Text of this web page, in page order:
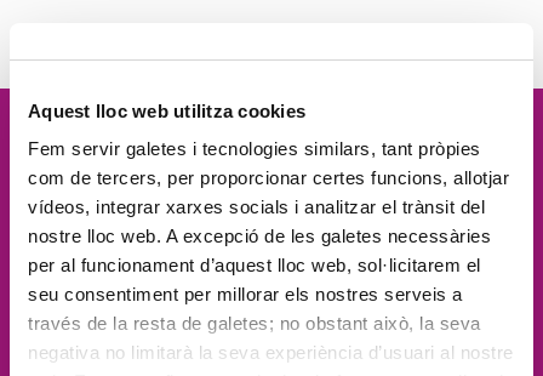
Aquest lloc web utilitza cookies
Fem servir galetes i tecnologies similars, tant pròpies
com de tercers, per proporcionar certes funcions, allotjar
vídeos, integrar xarxes socials i analitzar el trànsit del
nostre lloc web. A excepció de les galetes necessàries
per al funcionament d’aquest lloc web, sol·licitarem el
seu consentiment per millorar els nostres serveis a
través de la resta de galetes; no obstant això, la seva
negativa no limitarà la seva experiència d’usuari al nostre
Vetllem per ladignitatde les
persones, elcompromís social, la
proximitat, l'excel·lènciai la
innovació